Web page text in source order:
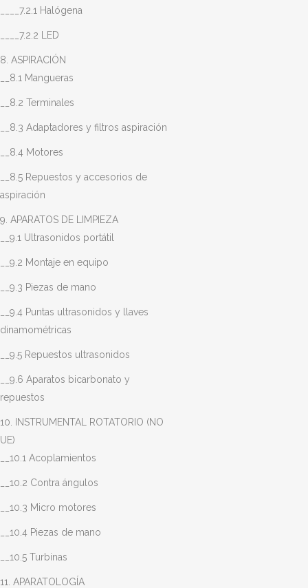
____7.2.1 Halógena
____7.2.2 LED
8. ASPIRACIÓN
__8.1 Mangueras
__8.2 Terminales
__8.3 Adaptadores y filtros aspiración
__8.4 Motores
__8.5 Repuestos y accesorios de
aspiración
9. APARATOS DE LIMPIEZA
__9.1 Ultrasonidos portátil
__9.2 Montaje en equipo
__9.3 Piezas de mano
__9.4 Puntas ultrasonidos y llaves
dinamométricas
__9.5 Repuestos ultrasonidos
__9.6 Aparatos bicarbonato y
repuestos
10. INSTRUMENTAL ROTATORIO (NO
UE)
__10.1 Acoplamientos
__10.2 Contra ángulos
__10.3 Micro motores
__10.4 Piezas de mano
__10.5 Turbinas
11. APARATOLOGÍA